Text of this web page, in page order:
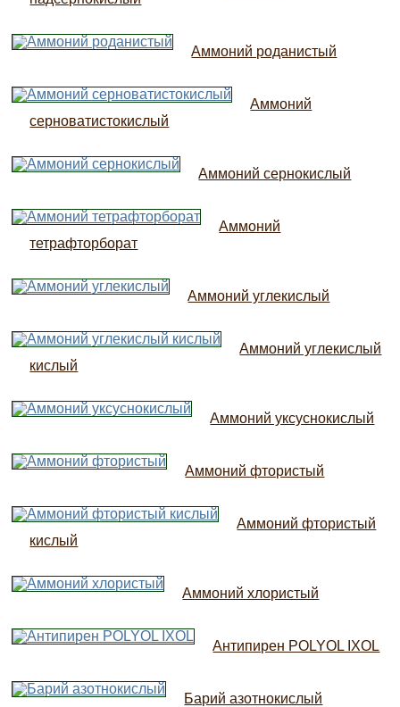
Аммоний роданистый
Аммоний
серноватистокислый
Аммоний сернокислый
Аммоний
тетрафторборат
Аммоний углекислый
Аммоний углекислый
кислый
Аммоний уксуснокислый
Аммоний фтористый
Аммоний фтористый
кислый
Аммоний хлористый
Антипирен POLYOL IXOL
Барий азотнокислый